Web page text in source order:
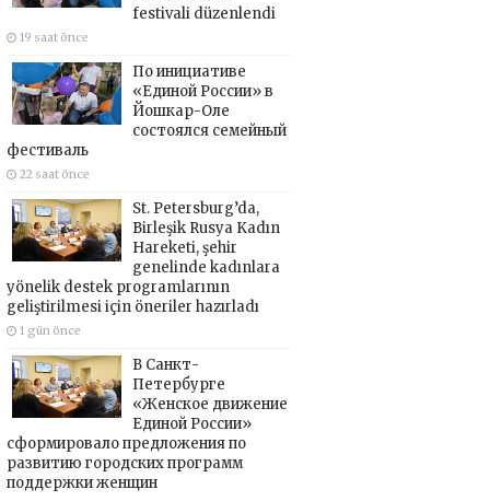
festivali düzenlendi
19 saat önce
По инициативе
«Единой России» в
Йошкар-Оле
состоялся семейный
фестиваль
22 saat önce
St. Petersburg’da,
Birleşik Rusya Kadın
Hareketi, şehir
genelinde kadınlara
yönelik destek programlarının
geliştirilmesi için öneriler hazırladı
1 gün önce
В Санкт-
Петербурге
«Женское движение
Единой России»
сформировало предложения по
развитию городских программ
поддержки женщин